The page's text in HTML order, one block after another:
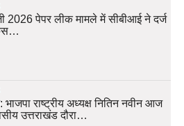
2026 पेपर लीक मामले में सीबीआई ने दर्ज
भाजपा राष्ट्रीय अध्यक्ष नितिन नवीन आज
उत्तराखंड दौरा…